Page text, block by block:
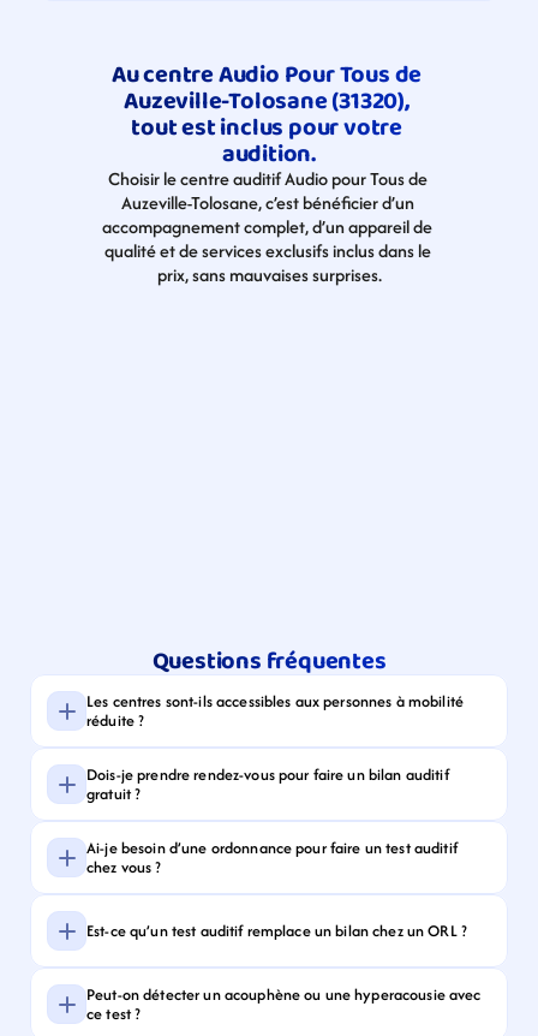
Au centre Audio Pour Tous de
Auzeville-Tolosane (31320),
tout est inclus pour votre
audition.
Choisir le centre auditif Audio pour Tous de
Auzeville-Tolosane, c’est bénéficier d’un
accompagnement complet, d’un appareil de
qualité et de services exclusifs inclus dans le
prix, sans mauvaises surprises.
Questions fréquentes
Les centres sont-ils accessibles aux personnes à mobilité
réduite ?
Dois-je prendre rendez-vous pour faire un bilan auditif
gratuit ?
Ai-je besoin d’une ordonnance pour faire un test auditif
chez vous ?
Est-ce qu’un test auditif remplace un bilan chez un ORL ?
Peut-on détecter un acouphène ou une hyperacousie avec
ce test ?